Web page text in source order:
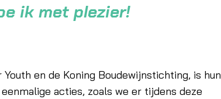
ik met plezier!
en de Koning Boudewijnstichting, is hun
acties, zoals we er tijdens deze